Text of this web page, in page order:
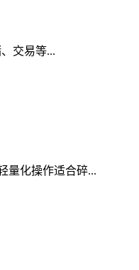
交易等...
量化操作适合碎...